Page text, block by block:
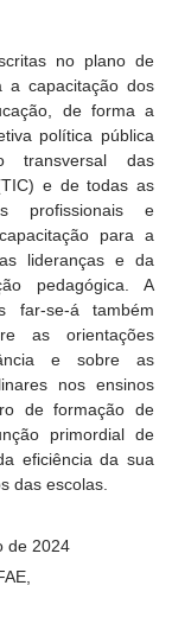
no plano de
a capacitação dos
de forma a
política pública
transversal das
e de todas as
profissionais e
para a
lideranças e da
pedagógica. A
far-se-á também
as orientações
e sobre as
nos ensinos
de formação de
primordial de
eficiência da sua
das escolas.
de 2024